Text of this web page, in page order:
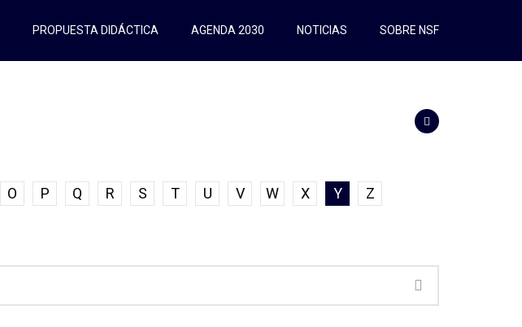
PROPUESTA DIDÁCTICA AGENDA 2030 NOTICIAS SOBRE NSF
O P Q R S T U V W X Y Z